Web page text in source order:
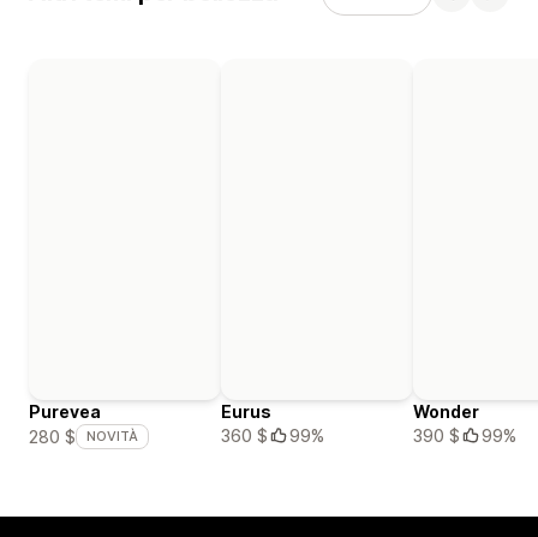
Purevea
280 $
NOVITÀ
Eurus
360 $
99%
Wonder
390 $
99%